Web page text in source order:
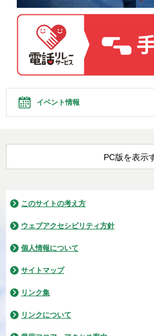
イベント情報
PC版を表示
このサイトの考え方
ウェブアクセシビリティ方針
個人情報について
サイトマップ
リンク集
リンクについて